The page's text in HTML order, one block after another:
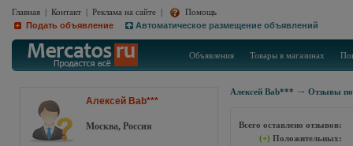
Главная | Контакт | Реклама на сайте |
Помощь
Подать объявление
Автоматическое размещение объявлений
Объявления Товары в магазинах
Алексей Bab***
Москва, Россия
Алексей Bab*** Отзывы
Всего оставлено отзывов:
(+) Положительных: